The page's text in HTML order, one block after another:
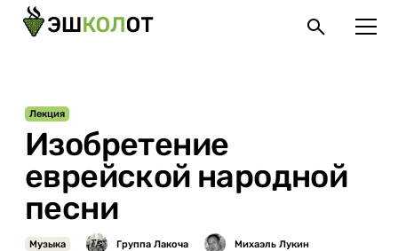
Изобретение
еврейской народной
песни
Лекция
Музыка